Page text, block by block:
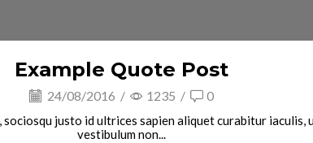
Example Quote Post
24/08/2016 / 1235 / 0
justo id ultrices sapien aliquet curabitur
vestibulum non...